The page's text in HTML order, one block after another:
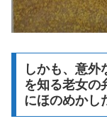
しかも、意外
を知る老女の
にほのめかし